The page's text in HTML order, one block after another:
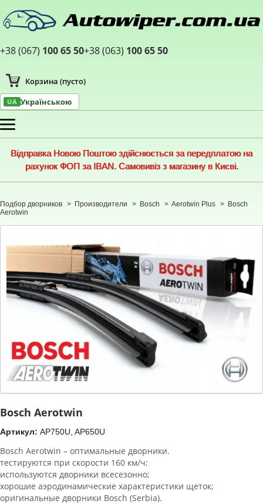
+38 (067) 100 65 50+38 (063) 100 65 50
Корзина (пусто)
UA Українською
Меню
Відправка Новою Поштою здійснюється за передплатою на
рахунок ФОП за IBAN. Самовивіз з магазину в Києві.
Подбор дворников > Производители > Bosch > Aerotwin Plus > Bosch
Aerotwin
Bosch Aerotwin
Артикул: AP750U, AP650U
Bosch Aerotwin – оптимальные дворники.
тестируются при скорости 160 км/ч;
используются дворники всесезонно;
хорошие аэродинамические характеристики щеток;
оригинальные дворники Bosch (Serbia).